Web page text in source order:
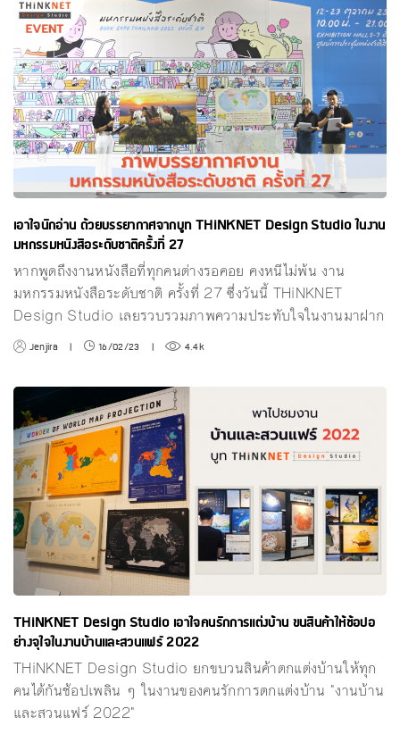
เอาใจนักอ่าน ด้วยบรรยากาศจากบูท THiNKNET Design Studio ในงาน
มหกรรมหนังสือระดับชาติครั้งที่ 27
หากพูดถึงงานหนังสือที่ทุกคนต่างรอคอย คงหนีไม่พ้น งาน
มหกรรมหนังสือระดับชาติ ครั้งที่ 27 ซึ่งวันนี้ THiNKNET
Design Studio เลยรวบรวมภาพความประทับใจในงานมาฝาก
Jenjira | 16/02/23 | 4.4k
THiNKNET Design Studio เอาใจคนรักการแต่งบ้าน ขนสินค้าให้ช้อปอ
ย่างจุใจในงานบ้านและสวนแฟร์ 2022
THiNKNET Design Studio ยกขบวนสินค้าตกแต่งบ้านให้ทุก
คนได้กันช้อปเพลิน ๆ ในงานของคนรักการตกแต่งบ้าน "งานบ้าน
และสวนแฟร์ 2022"